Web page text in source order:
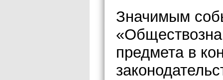
Значимым
предмета в